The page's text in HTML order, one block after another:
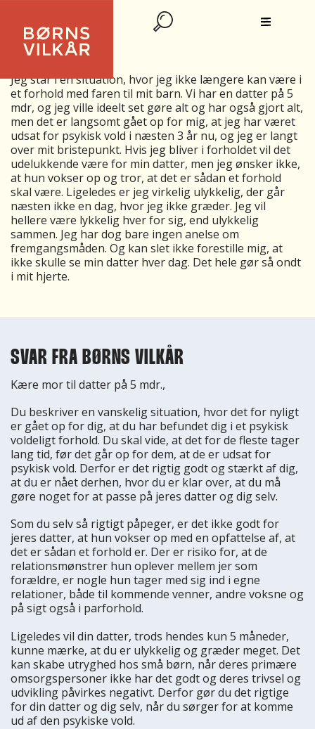
HÅNDTERING TIL AT SEPARERE
Jeg står i en situation, hvor jeg ikke længere kan være i
et forhold med faren til mit barn. Vi har en datter på 5
mdr, og jeg ville ideelt set gøre alt og har også gjort alt,
men det er langsomt gået op for mig, at jeg har været
udsat for psykisk vold i næsten 3 år nu, og jeg er langt
over mit bristepunkt. Hvis jeg bliver i forholdet vil det
udelukkende være for min datter, men jeg ønsker ikke,
at hun vokser op og tror, at det er sådan et forhold
skal være. Ligeledes er jeg virkelig ulykkelig, der går
næsten ikke en dag, hvor jeg ikke græder. Jeg vil
hellere være lykkelig hver for sig, end ulykkelig
sammen. Jeg har dog bare ingen anelse om
fremgangsmåden. Og kan slet ikke forestille mig, at
ikke skulle se min datter hver dag. Det hele gør så ondt
i mit hjerte.
SVAR FRA BØRNS VILKÅR
Kære mor til datter på 5 mdr.,
Du beskriver en vanskelig situation, hvor det for nyligt
er gået op for dig, at du har befundet dig i et psykisk
voldeligt forhold. Du skal vide, at det for de fleste tager
lang tid, før det går op for dem, at de er udsat for
psykisk vold. Derfor er det rigtig godt og stærkt af dig,
at du er nået derhen, hvor du er klar over, at du må
gøre noget for at passe på jeres datter og dig selv.
Som du selv så rigtigt påpeger, er det ikke godt for
jeres datter, at hun vokser op med en opfattelse af, at
det er sådan et forhold er. Der er risiko for, at de
relationsmønstrer hun oplever mellem jer som
forældre, er nogle hun tager med sig ind i egne
relationer, både til kommende venner, andre voksne og
på sigt også i parforhold.
Ligeledes vil din datter, trods hendes kun 5 måneder,
kunne mærke, at du er ulykkelig og græder meget. Det
kan skabe utryghed hos små børn, når deres primære
omsorgspersoner ikke har det godt og deres trivsel og
udvikling påvirkes negativt. Derfor gør du det rigtige
for din datter og dig selv, når du sørger for at komme
ud af den psykiske vold.